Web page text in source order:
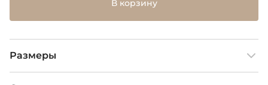
В корзину
Размеры